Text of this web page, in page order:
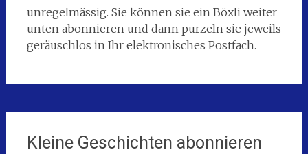
unregelmässig. Sie können sie ein Böxli weiter
unten abonnieren und dann purzeln sie jeweils
geräuschlos in Ihr elektronisches Postfach.
Kleine Geschichten abonnieren